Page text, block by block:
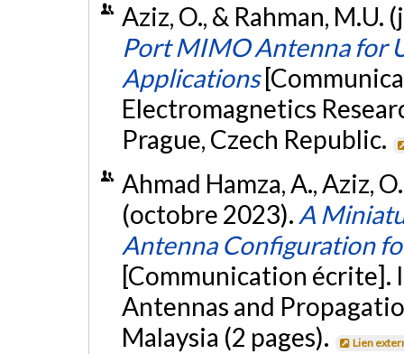
Aziz, O., & Rahman,
Port MIMO Antenna for
Applications
Electromagnetics
Prague, Czech Republic.
Ahmad Hamza, A., Aziz,
(octobre 2023). A
Antenna Configuration
[Communication écrite].
Antennas and
Malaysia (2 pages).
Lien